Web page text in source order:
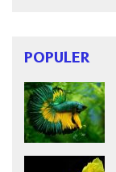
POPULER